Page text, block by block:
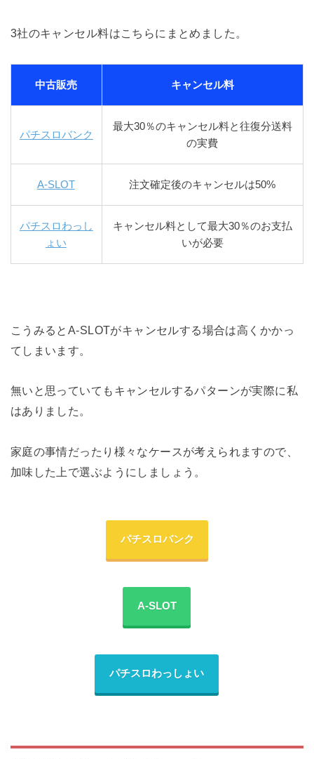
3社のキャンセル料はこちらにまとめました。
中古販売 キャンセル料
パチスロバンク
最大30％のキャンセル料と往復分送料
の実費
A-SLOT 注文確定後のキャンセルは50%
パチスロわっし
ょい
キャンセル料として最大30％のお支払
いが必要
こうみるとA-SLOTがキャンセルする場合は高くかかっ
てしまいます。
無いと思っていてもキャンセルするパターンが実際に私
はありました。
家庭の事情だったり様々なケースが考えられますので、
加味した上で選ぶようにしましょう。
パチスロバンク
A-SLOT
パチスロわっしょい